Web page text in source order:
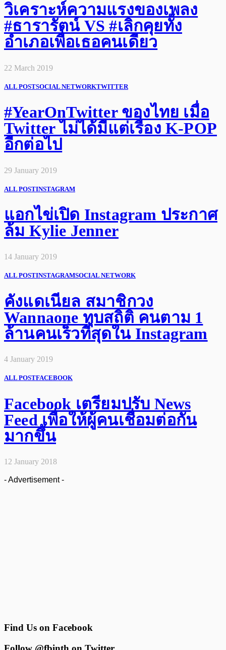
วิเคราะห์ความแรงของเพลง
#ธารารัตน์ VS #เลิกคุยทั้ง
อำเภอเพื่อเธอคนเดียว
22 March 2019
ALL POSTSOCIAL NETWORKTWITTER
#YearOnTwitter ของไทย เมื่อ
Twitter ไม่ได้มีแต่เรื่อง K-POP
อีกต่อไป
29 January 2019
ALL POSTINSTAGRAM
แอกไข่เปิด Instagram ประกาศ
ล้ม Kylie Jenner
14 January 2019
ALL POSTINSTAGRAMSOCIAL NETWORK
คังแดเนียล สมาชิกวง
Wannaone ทุบสถิติ คนตาม 1
ล้านคนเร็วที่สุดใน Instagram
4 January 2019
ALL POSTFACEBOOK
Facebook เตรียมปรับ News
Feed เพื่อให้ผู้คนเชื่อมต่อกัน
มากขึ้น
12 January 2018
- Advertisement -
Find Us on Facebook